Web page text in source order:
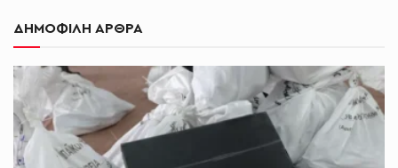
ΔΗΜΟΦΙΛΗ ΑΡΘΡΑ